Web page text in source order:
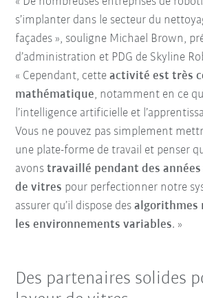
s’implanter dans le secteur du
façades », souligne Michael Brown,
d’administration et PDG de Skyline
« Cependant, cetteactivité est très
mathématique, notamment en ce
l’intelligence artificielle et
Vous ne pouvez pas simplement
une plate-forme de travail et penser
avonstravaillé pendant des années
de vitres pour perfectionner notre
assurer qu’il dispose desalgorithmes
les environnements variables. »
Des partenaires solides